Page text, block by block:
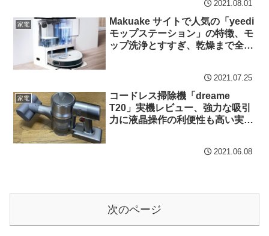
2021.08.01
家電
Makuake サイトで人気の「yeedi
モップステーション」の特徴、モ
ップ洗浄とすすぎ、乾燥まで全自
2021.07.25
家電
コードレス掃除機「dreame
T20」実機レビュー、強力な吸引
力に液晶操作の利便性も高い実力
2021.06.08
次のページ